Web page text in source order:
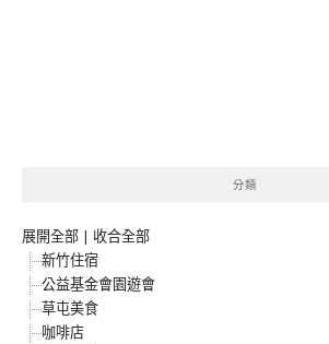
分類
展開全部 | 收合全部
新竹住宿
公益基金會園遊會
草屯美食
咖啡店